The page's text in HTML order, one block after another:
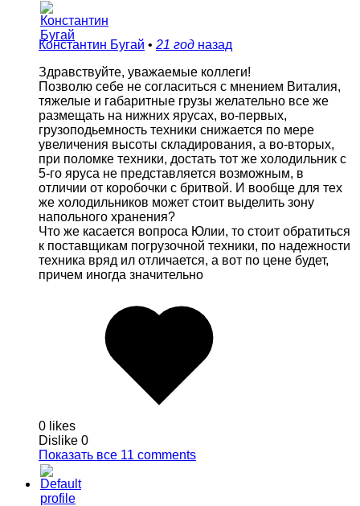
Константин Бугай • 21 год назад
Здравствуйте, уважаемые коллеги!
Позволю себе не согласиться с мнением Виталия,
тяжелые и габаритные грузы желательно все же
размещать на нижних ярусах, во-первых,
грузоподьемность техники снижается по мере
увеличения высоты складирования, а во-вторых,
при поломке техники, достать тот же холодильник с
5-го яруса не представляется возможным, в
отличии от коробочки с бритвой. И вообще для тех
же холодильников может стоит выделить зону
напольного хранения?
Что же касается вопроса Юлии, то стоит обратиться
к поставщикам погрузочной техники, по надежности
техника вряд ил отличается, а вот по цене будет,
причем иногда значительно
0 likes
Dislike 0
Показать все 11 comments